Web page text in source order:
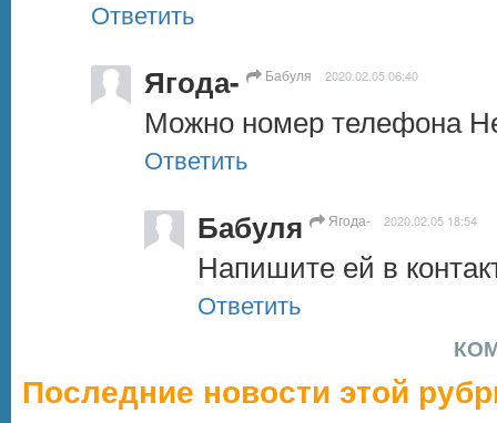
Ответить
Ягода- Бабуля 2020.02.05 06:40
Можно номер телефона
Ответить
Бабуля Ягода- 2020.02.05 18:54
Напишите ей в
Ответить
Последние новости этой